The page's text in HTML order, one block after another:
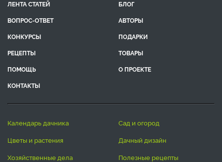
ЛЕНТА СТАТЕЙ
БЛОГ
ВОПРОС-ОТВЕТ
АВТОРЫ
КОНКУРСЫ
ПОДАРКИ
РЕЦЕПТЫ
ТОВАРЫ
ПОМОЩЬ
О ПРОЕКТЕ
КОНТАКТЫ
календарь дачника
сад и огород
цветы и растения
дачный дизайн
хозяйственные дела
полезные рецепты